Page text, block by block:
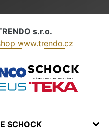
s.r.o.
www.trendo.cz
SCHOCK